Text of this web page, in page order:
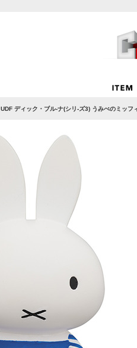
UDF ディック・ブル-ナ(シリ-ズ3) うみべのミッフ